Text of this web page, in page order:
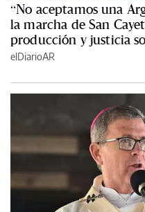
“No aceptamos una
la marcha de San
producción y justicia
elDiarioAR